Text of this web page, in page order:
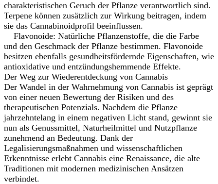
charakteristischen Geruch der Pflanze verantwortlich sind.
Terpene können zusätzlich zur Wirkung beitragen, indem
sie das Cannabinoidprofil beeinflussen.
Flavonoide: Natürliche Pflanzenstoffe, die die Farbe
und den Geschmack der Pflanze bestimmen. Flavonoide
besitzen ebenfalls gesundheitsfördernde Eigenschaften, wie
antioxidative und entzündungshemmende Effekte.
Der Weg zur Wiederentdeckung von Cannabis
Der Wandel in der Wahrnehmung von Cannabis ist geprägt
von einer neuen Bewertung der Risiken und des
therapeutischen Potenzials. Nachdem die Pflanze
jahrzehntelang in einem negativen Licht stand, gewinnt sie
nun als Genussmittel, Naturheilmittel und Nutzpflanze
zunehmend an Bedeutung. Dank der
Legalisierungsmaßnahmen und wissenschaftlichen
Erkenntnisse erlebt Cannabis eine Renaissance, die alte
Traditionen mit modernen medizinischen Ansätzen
verbindet.